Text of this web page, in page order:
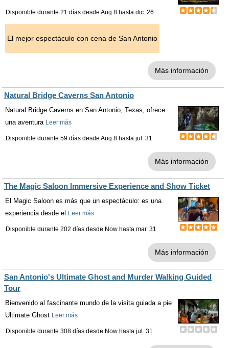
Disponible durante 21 días desde Aug 8 hasta dic. 26
El mejor espectáculo con cena de San Antonio
Más información
Natural Bridge Caverns San Antonio
Natural Bridge Caverns en San Antonio, Texas, ofrece
una aventura Leer más
Disponible durante 59 días desde Aug 8 hasta jul. 31
Más información
The Magic Saloon Immersive Experience and Show Ticket
El Magic Saloon es más que un espectáculo: es una
experiencia desde el
Leer más
Disponible durante 202 días desde Now hasta mar. 31
Más información
San Antonio's Ultimate Ghost and Murder Walking Guided
Tour
Bienvenido al fascinante mundo de la visita guiada a pie
Ultimate Ghost Leer más
Disponible durante 308 días desde Now hasta jul. 31